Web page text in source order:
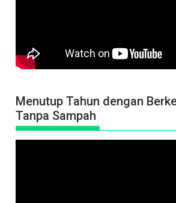
Menutup Tahun dengan
Tanpa Sampah